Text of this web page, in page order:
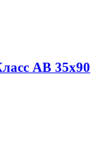
АВ 35х90